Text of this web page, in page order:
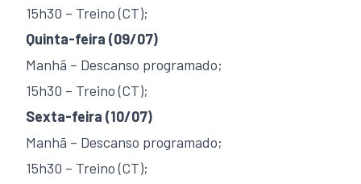
15h30 – Treino (CT);
Quinta-feira (09/07)
Manhã – Descanso programado;
15h30 – Treino (CT);
Sexta-feira (10/07)
Manhã – Descanso programado;
15h30 – Treino (CT);